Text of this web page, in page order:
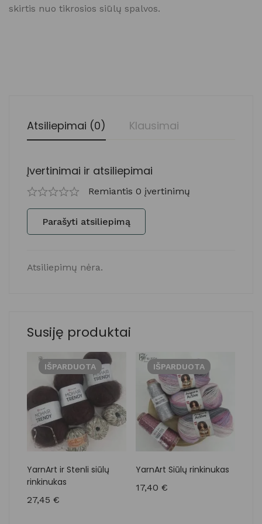
skirtis nuo tikrosios siūlų spalvos.
Atsiliepimai (0) Klausimai
Įvertinimai ir atsiliepimai
Remiantis 0 įvertinimų
Parašyti atsiliepimą
Atsiliepimų nėra.
Susiję produktai
IŠPARDUOTA
YarnArt ir Stenli siūlų
rinkinukas
27,45 €
IŠPARDUOTA
YarnArt Siūlų rinkinukas
17,40 €